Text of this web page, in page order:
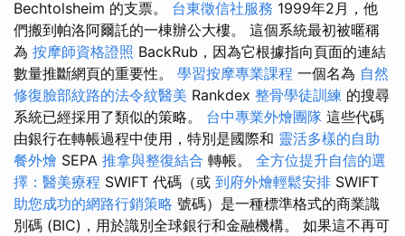
Bechtolsheim 的支票。 台東徵信社服務 1999年2月，他
們搬到帕洛阿爾託的一棟辦公大樓。 這個系統最初被暱稱
為 按摩師資格證照 BackRub，因為它根據指向頁面的連結
數量推斷網頁的重要性。 學習按摩專業課程 一個名為 自然
修復臉部紋路的法令紋醫美 Rankdex 整骨學徒訓練 的搜尋
系統已經採用了類似的策略。 台中專業外燴團隊 這些代碼
由銀行在轉帳過程中使用，特別是國際和 靈活多樣的自助
餐外燴 SEPA 推拿與整復結合 轉帳。 全方位提升自信的選
擇：醫美療程 SWIFT 代碼（或 到府外燴輕鬆安排 SWIFT
助您成功的網路行銷策略 號碼）是一種標準格式的商業識
別碼 (BIC)，用於識別全球銀行和金融機構。 如果這不再可